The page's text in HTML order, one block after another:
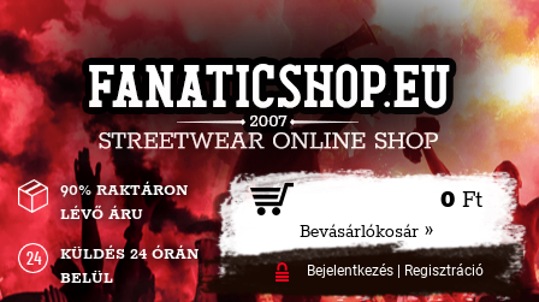
0 Ft
Bevásárlókosár »
Bejelentkezés| Regisztráció
90% RAKTÁRON
LÉVŐ ÁRU
KÜLDÉS 24 ÓRÁN
BELÜL